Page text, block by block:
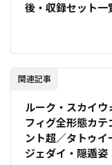
後・収録セット一
関連記事
ルーク・スカイウ
フィグ全形態カ
ント超／タトゥイ
ジェダイ・隠遁姿